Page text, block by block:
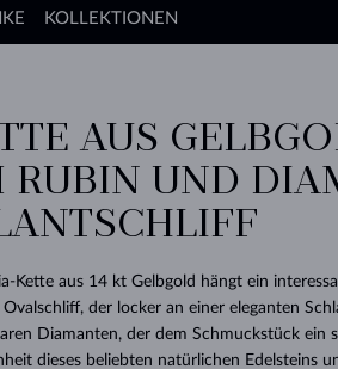
RICHTIGEN
DURCHSEHEN
LIEBE
DURCHSEHEN
GELBGOLD
ROSÉGOLD
ANGEBOT
DURCHSEHEN
TANSANITE
TOPASE
TURMALINE
BABY-OHRRINGE
HOCHZEITSOHRRINGE
SCHÖN
DURCHSEHEN
TURMALINE
MOLDAVITE
MINERALKETTEN
WEISSGOLD
SIMPLEN
DINGE
ARMBÄNDER
DURCHSEHEN
PERLEN
DURCHSEHEN
SAPHIRE
SMARAGDE
MOLDAVITE
HOCHZEITSSCHMUCK
KLENOTA
DURCHSEHEN
SCHENKEN
DURCHSEHEN
KOLLEKTIONEN
DURCHSEHEN
AUS
RUBIN UND
Kette aus 14 kt Gelbgold hängt ein
der locker an einer eleganten
Diamanten, der dem Schmuckstück ein
dieses beliebten natürlichen Edelsteins